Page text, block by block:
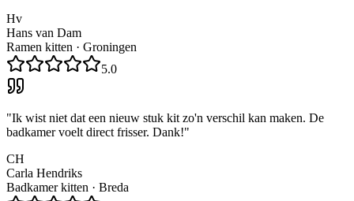
Hv
Hans van Dam
Ramen kitten · Groningen
5.0
"Ik wist niet dat een nieuw stuk kit zo'n verschil kan maken. De
badkamer voelt direct frisser. Dank!"
CH
Carla Hendriks
Badkamer kitten · Breda